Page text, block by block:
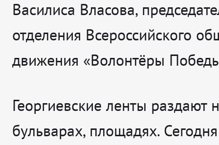
Василиса Власова,
отделения Всероссийского
движения «Волонтёры
Георгиевские ленты раздают
бульварах, площадях.